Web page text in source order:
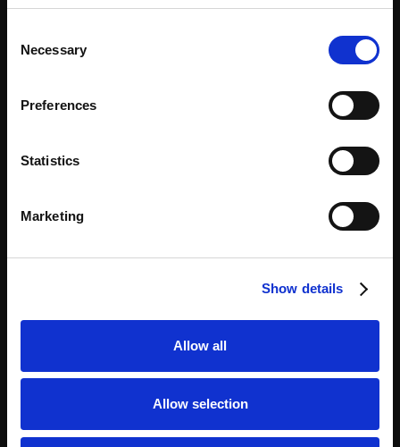
Selection
Necessary
Preferences
Statistics
Marketing
Show details
Allow all
Allow selection
Hospitalité et lieux
Commerce de détail
CAS D'UTILISATION
Gestion des actifs et des équipements
Luggage